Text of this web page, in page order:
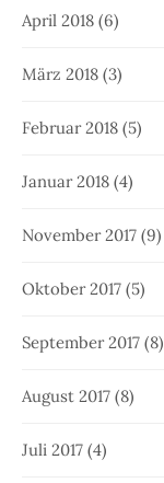
April 2018 (6)
März 2018 (3)
Februar 2018 (5)
Januar 2018 (4)
November 2017 (9)
Oktober 2017 (5)
September 2017 (8)
August 2017 (8)
Juli 2017 (4)